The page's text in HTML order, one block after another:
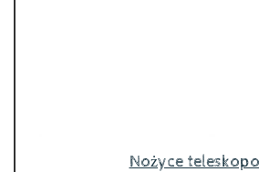
Nożyce